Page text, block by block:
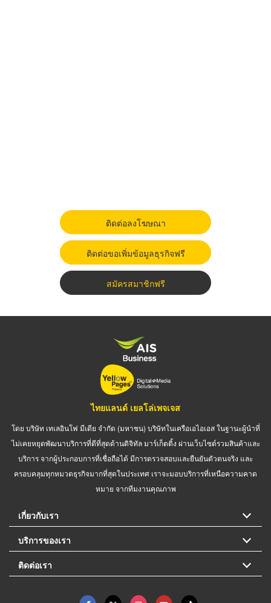
ติดต่อลงโฆษณา
ติดต่อขอเพิ่มข้อมูลธุรกิจฟรี
สมัครสมาชิกฟรี
ไทยแลนด์ เยลโล่เพจเจส
โดย บริษัท เทเลอินโฟ มีเดีย จำกัด (มหาชน) บริษัทในเครือเอไอเอส ในฐานะผู้นำที่
ไม่เคยหยุดพัฒนาบริการที่ดีที่สุดด้านดิจิทัล มาร์เก็ตติ้ง ผ่านเว็บไซต์รวมสินค้าและ
บริการ จากผู้ประกอบการที่เชื่อถือได้ มีการตรวจสอบและยืนยันตัวตนจริง และ
ครอบคลุมทุกหมวดธุรกิจมากที่สุดในประเทศ เราจะมอบบริการที่เหนือความคาด
หมาย จากทีมงานคุณภาพ
เกี่ยวกับเรา
บริการของเรา
ติดต่อเรา